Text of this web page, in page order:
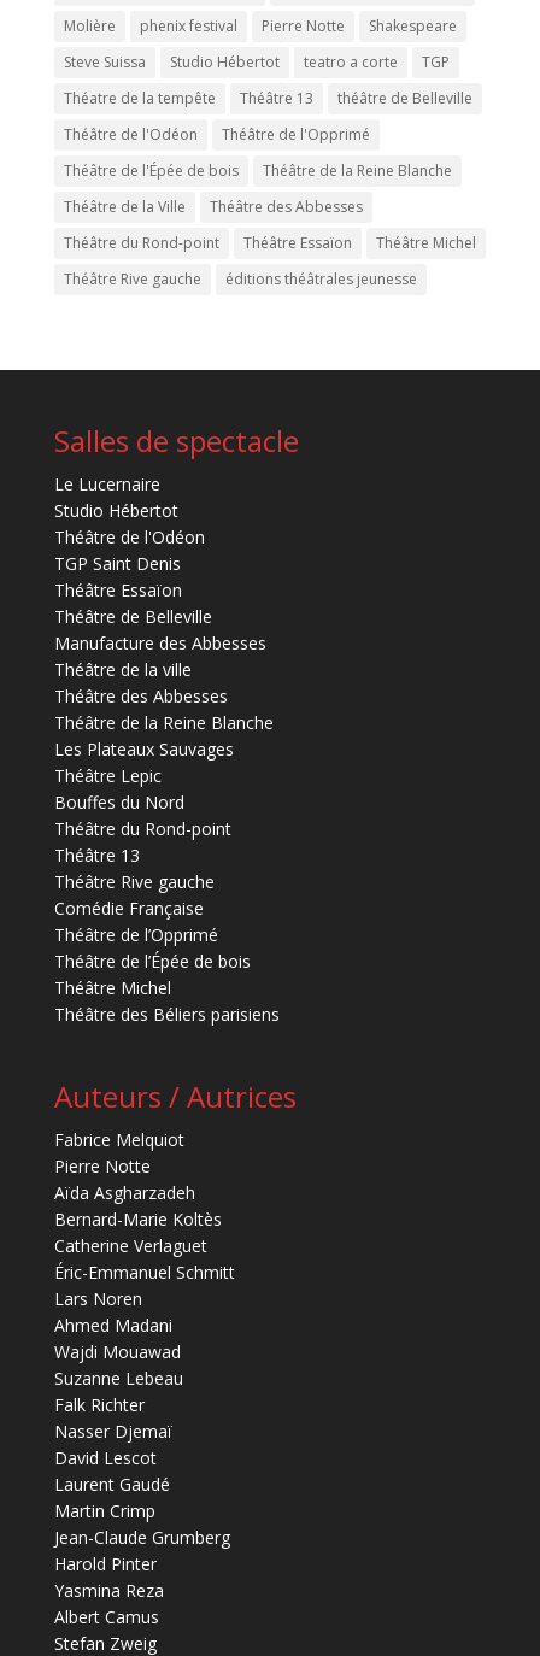
Molière phenix festival Pierre Notte
Shakespeare
Steve Suissa
Studio Hébertot teatro a corte
TGP
Théatre de la tempête
Théâtre 13
théâtre de Belleville
Théâtre de l'Odéon
Théâtre de l'Opprimé
Théâtre de l'Épée de bois
Théâtre de la Reine Blanche
Théâtre de la Ville
Théâtre des Abbesses
Théâtre du Rond-point
Théâtre Essaïon
Théâtre Michel
Théâtre Rive gauche
éditions théâtrales jeunesse
Salles de spectacle
Le Lucernaire
Studio Hébertot
Théâtre de l'Odéon
TGP Saint Denis
Théâtre Essaïon
Théâtre de Belleville
Manufacture des Abbesses
Théâtre de la ville
Théâtre des Abbesses
Théâtre de la Reine Blanche
Les Plateaux Sauvages
Théâtre Lepic
Bouffes du Nord
Théâtre du Rond-point
Théâtre 13
Théâtre Rive gauche
Comédie Française
Théâtre de l’Opprimé
Théâtre de l’Épée de bois
Théâtre Michel
Théâtre des Béliers parisiens
Auteurs / Autrices
Fabrice Melquiot
Pierre Notte
Aïda Asgharzadeh
Bernard-Marie Koltès
Catherine Verlaguet
Éric-Emmanuel Schmitt
Lars Noren
Ahmed Madani
Wajdi Mouawad
Suzanne Lebeau
Falk Richter
Nasser Djemaï
David Lescot
Laurent Gaudé
Martin Crimp
Jean-Claude Grumberg
Harold Pinter
Yasmina Reza
Albert Camus
Stefan Zweig